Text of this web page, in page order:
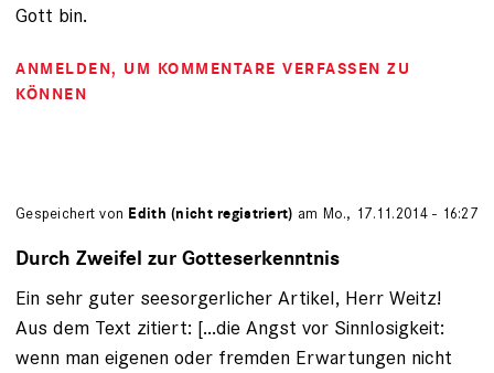
Gott bin.
ANMELDEN, UM KOMMENTARE VERFASSEN ZU
KÖNNEN
Gespeichert von Edith (nicht registriert) am Mo., 17.11.2014 - 16:27
Durch Zweifel zur Gotteserkenntnis
Ein sehr guter seesorgerlicher Artikel, Herr Weitz!
Aus dem Text zitiert: [...die Angst vor Sinnlosigkeit:
wenn man eigenen oder fremden Erwartungen nicht